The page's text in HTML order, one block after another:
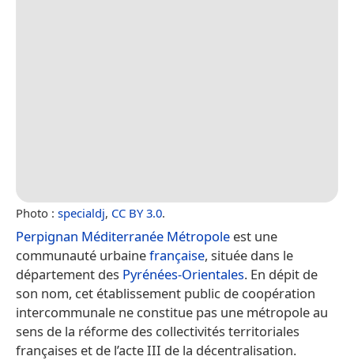
Photo : specialdj, CC BY 3.0.
Perpignan Méditerranée Métropole est une
communauté urbainefrançaise, située dans le
département des Pyrénées-Orientales. En dépit de
son nom, cet établissement public de coopération
intercommunale ne constitue pas une métropole au
sens de la réforme des collectivités territoriales
françaises et de l’acte III de la décentralisation.